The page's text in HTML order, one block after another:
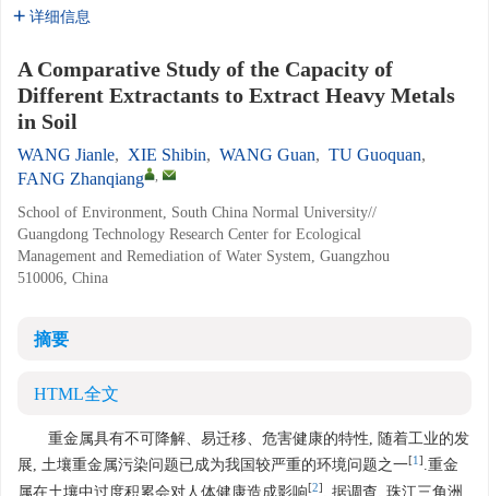
详细信息
A Comparative Study of the Capacity of
Different Extractants to Extract Heavy Metals
in Soil
WANG Jianle, XIE Shibin, WANG Guan, TU Guoquan,
FANG Zhanqiang
,
School of Environment, South China Normal University//
Guangdong Technology Research Center for Ecological
Management and Remediation of Water System, Guangzhou
510006, China
摘要
HTML全文
重金属具有不可降解、易迁移、危害健康的特性, 随着工业的发
展, 土壤重金属污染问题已成为我国较严重的环境问题之一[1 ] .重金
属在土壤中过度积累会对人体健康造成影响[2] , 据调查, 珠江三角洲